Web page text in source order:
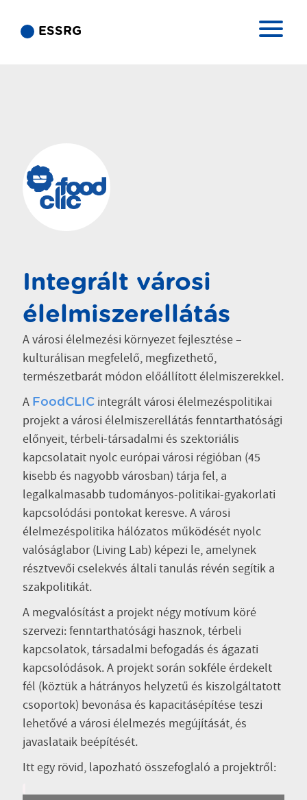
ESSRG
Integrált városi
élelmiszerellátás
A városi élelmezési környezet fejlesztése –
kulturálisan megfelelő, megfizethető,
természetbarát módon előállított élelmiszerekkel.
A FoodCLIC integrált városi élelmezéspolitikai
projekt a városi élelmiszerellátás fenntarthatósági
előnyeit, térbeli-társadalmi és szektoriális
kapcsolatait nyolc európai városi régióban (45
kisebb és nagyobb városban) tárja fel, a
legalkalmasabb tudományos-politikai-gyakorlati
kapcsolódási pontokat keresve. A városi
élelmezéspolitika hálózatos működését nyolc
valóságlabor (Living Lab) képezi le, amelynek
résztvevői cselekvés általi tanulás révén segítik a
szakpolitikát.
A megvalósítást a projekt négy motívum köré
szervezi: fenntarthatósági hasznok, térbeli
kapcsolatok, társadalmi befogadás és ágazati
kapcsolódások. A projekt során sokféle érdekelt
fél (köztük a hátrányos helyzetű és kiszolgáltatott
csoportok) bevonása és kapacitásépítése teszi
lehetővé a városi élelmezés megújítását, és
javaslataik beépítését.
Itt egy rövid, lapozható összefoglaló a projektről: